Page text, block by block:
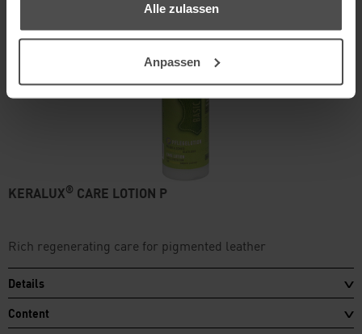
Alle zulassen
Anpassen
KERALUX® CARE LOTION P
Rich regenerating care for pigmented leather
Details
Content